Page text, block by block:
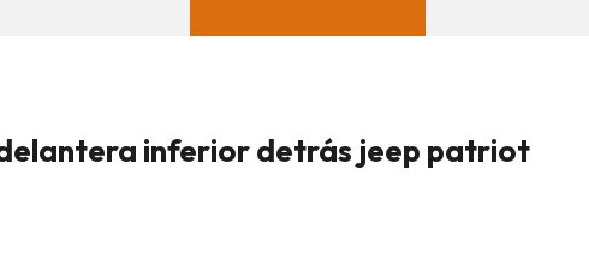
inferior detrás jeep patriot